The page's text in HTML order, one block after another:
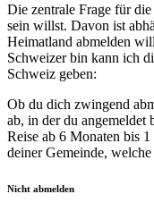
Die zentrale Frage für
sein willst. Davon ist
Heimatland abmelden
Schweizer bin kann ich
Schweiz geben:
Ob du dich zwingend
ab, in der du angemeldet
Reise ab 6 Monaten bis
deiner Gemeinde,
Nicht abmelden